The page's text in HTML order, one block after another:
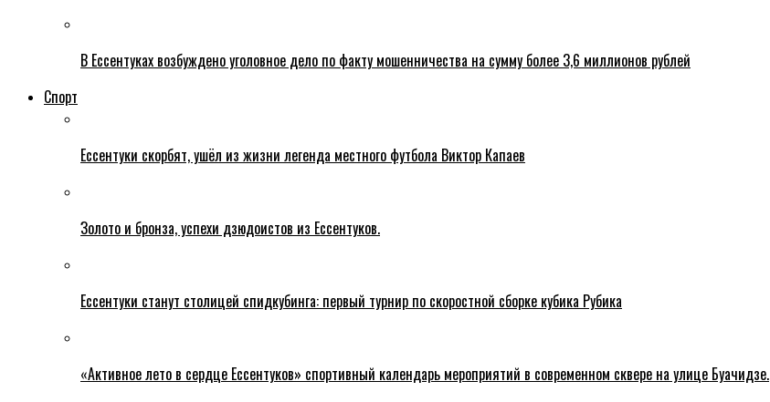
В Ессентуках возбуждено уголовное дело по факту мошенничества на сумму более 3,6 миллионов рублей
Спорт
Ессентуки скорбят, ушёл из жизни легенда местного футбола Виктор Капаев
Золото и бронза, успехи дзюдоистов из Ессентуков.
Ессентуки станут столицей спидкубинга: первый турнир по скоростной сборке кубика Рубика
«Активное лето в сердце Ессентуков» спортивный календарь мероприятий в современном сквере на улице Буачидзе.